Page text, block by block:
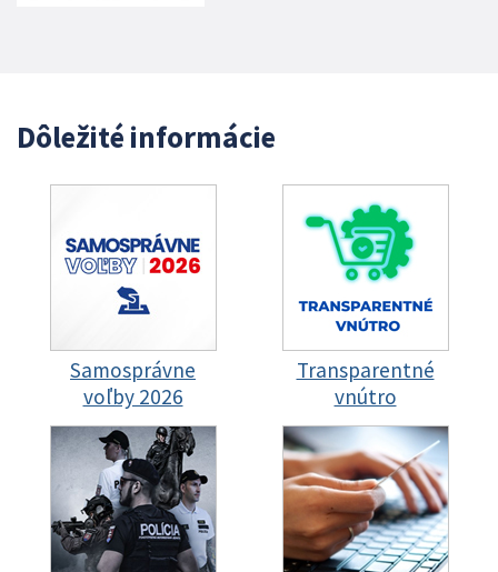
Dôležité informácie
Samosprávne
voľby 2026
Transparentné
vnútro